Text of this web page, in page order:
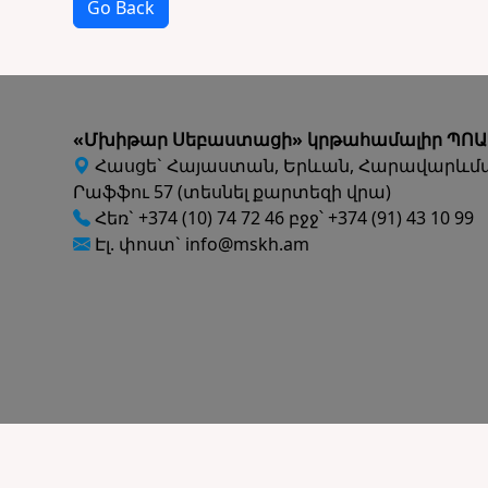
Go Back
«Մխիթար Սեբաստացի» կրթահամալիր
Հասցե` Հայաստան, Երևան,
Րաֆֆու 57 (տեսնել քարտեզի վրա)
Հեռ` +374 (10) 74 72 46 բջջ՝ +374 (91) 43 10 99
Էլ. փոստ` info@mskh.am